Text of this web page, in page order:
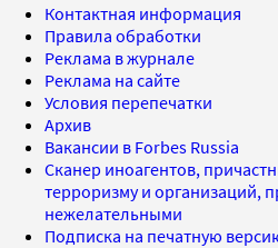
Контактная информация
Правила обработки
Реклама в журнале
Реклама на сайте
Условия перепечатки
Архив
Вакансии в Forbes Russia
Сканер иноагентов,
терроризму и организаций,
нежелательными
Подписка на печатную